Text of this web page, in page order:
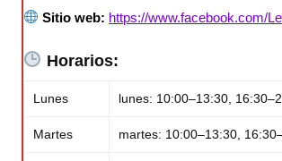
Sitio web: https://www.facebook.com/
Horarios:
Lunes lunes: 10:00–13:30,
Martes martes: 10:00–13:30,